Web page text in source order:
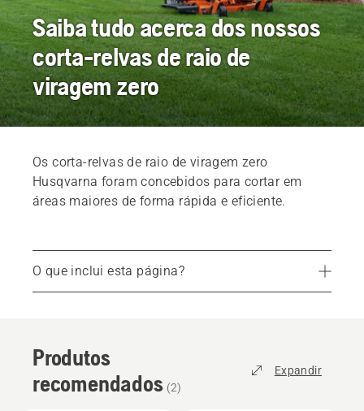
Saiba tudo acerca dos nossos
corta-relvas de raio de
viragem zero
Os corta-relvas de raio de viragem zero
Husqvarna foram concebidos para cortar em
áreas maiores de forma rápida e eficiente.
O que inclui esta página?
Produtos recomendados
Serviços
Peças e acessórios
Produtos
recomendados (2)
Expandir